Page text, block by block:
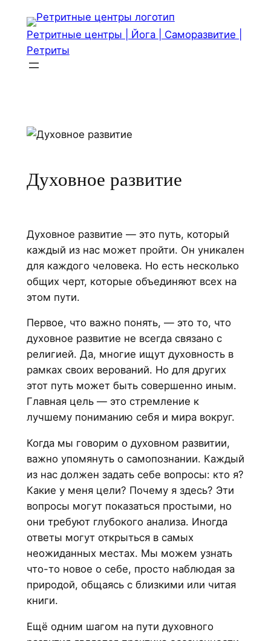
Перейти
содержимому
Ретритные центры | Йога | Саморазвитие |
Ретриты
Духовное развитие
Духовное развитие — это путь, который
каждый из нас может пройти. Он уникален
для каждого человека. Но есть несколько
общих черт, которые объединяют всех на
этом пути.
Первое, что важно понять, — это то, что
духовное развитие не всегда связано с
религией. Да, многие ищут духовность в
рамках своих верований. Но для других
этот путь может быть совершенно иным.
Главная цель — это стремление к
лучшему пониманию себя и мира вокруг.
Когда мы говорим о духовном развитии,
важно упомянуть о самопознании. Каждый
из нас должен задать себе вопросы: кто я?
Какие у меня цели? Почему я здесь? Эти
вопросы могут показаться простыми, но
они требуют глубокого анализа. Иногда
ответы могут открыться в самых
неожиданных местах. Мы можем узнать
что-то новое о себе, просто наблюдая за
природой, общаясь с близкими или читая
книги.
Ещё одним шагом на пути духовного